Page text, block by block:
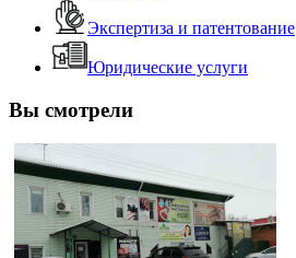
Экспертиза и патентование
Юридические услуги
Вы смотрели